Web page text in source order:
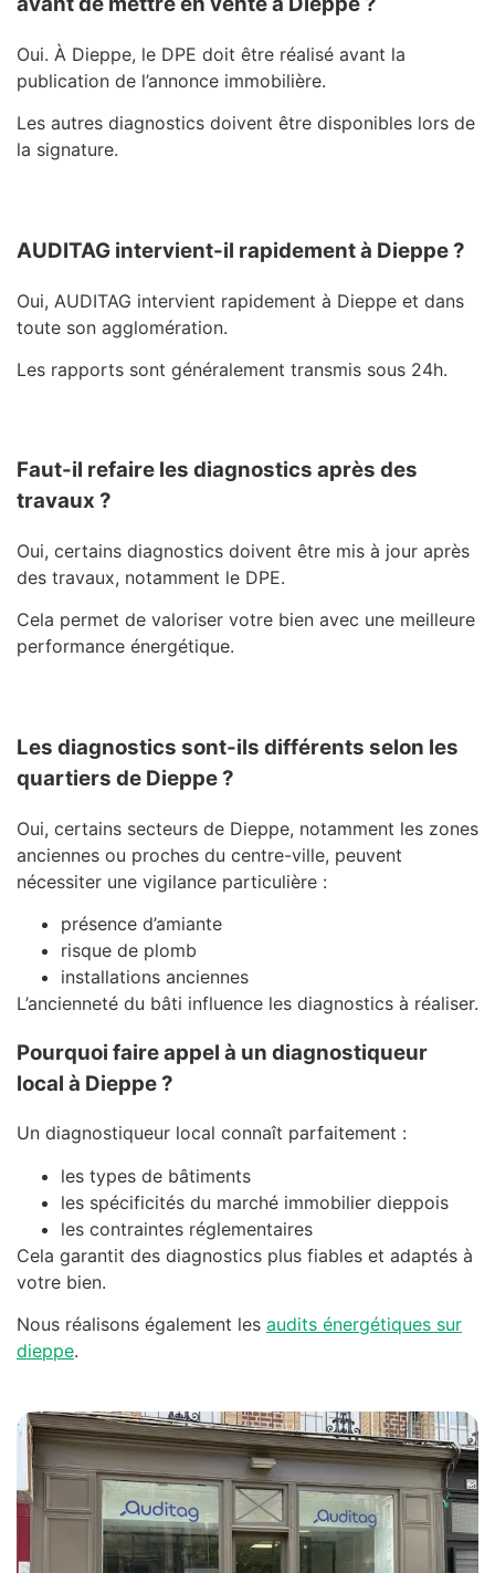
Oui. À Dieppe, le DPE doit être réalisé avant la
publication de l’annonce immobilière.
Les autres diagnostics doivent être disponibles lors de
la signature.
AUDITAG intervient-il rapidement à Dieppe ?
Oui, AUDITAG intervient rapidement à Dieppe et dans
toute son agglomération.
Les rapports sont généralement transmis sous 24h.
Faut-il refaire les diagnostics après des
travaux ?
Oui, certains diagnostics doivent être mis à jour après
des travaux, notamment le DPE.
Cela permet de valoriser votre bien avec une meilleure
performance énergétique.
Les diagnostics sont-ils différents selon les
quartiers de Dieppe ?
Oui, certains secteurs de Dieppe, notamment les zones
anciennes ou proches du centre-ville, peuvent
nécessiter une vigilance particulière :
présence d’amiante
risque de plomb
installations anciennes
L’ancienneté du bâti influence les diagnostics à réaliser.
Pourquoi faire appel à un diagnostiqueur
local à Dieppe ?
Un diagnostiqueur local connaît parfaitement :
les types de bâtiments
les spécificités du marché immobilier dieppois
les contraintes réglementaires
Cela garantit des diagnostics plus fiables et adaptés à
votre bien.
Nous réalisons également les audits énergétiques sur
dieppe.